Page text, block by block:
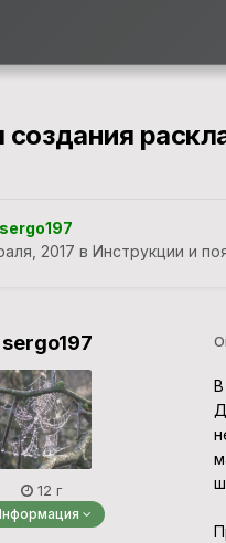
sergo197
2017 в Инструкции и
sergo197
12 г